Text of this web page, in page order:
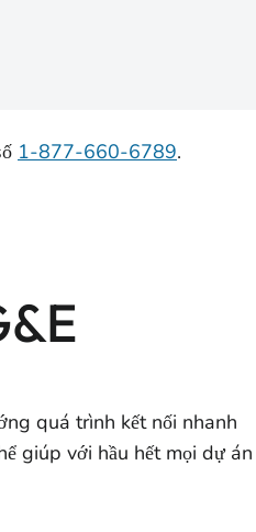
1-877-660-6789.
quá trình kết nối nhanh
giúp với hầu hết mọi dự án